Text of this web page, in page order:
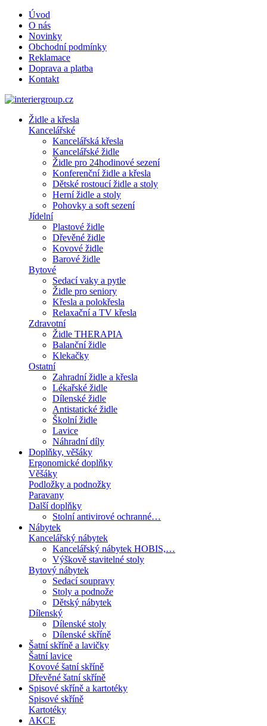
Úvod
O nás
Novinky
Obchodní podmínky
Reklamace
Doprava a platba
Kontakt
Židle a křesla
Kancelářské
Kancelářská křesla
Kancelářské židle
Židle pro 24hodinové sezení
Konferenční židle a křesla
Dětské rostoucí židle a stoly
Herní židle a stoly
Pohovky a soft sezení
Jídelní
Plastové židle
Dřevěné židle
Kovové židle
Barové židle
Bytové
Sedací vaky a pytle
Židle pro seniory
Křesla a polokřesla
Relaxační a TV křesla
Zdravotní
Židle THERAPIA
Balanční židle
Klekačky
Ostatní
Zahradní židle a křesla
Lékařské židle
Dílenské židle
Antistatické židle
Školní židle
Lavice
Náhradní díly
Doplňky, věšáky
Ergonomické doplňky
Věšáky
Podložky a podnožky
Paravany
Další doplňky
Stolní antivirové ochranné…
Nábytek
Kancelářský nábytek
Kancelářský nábytek HOBIS,…
Výškově stavitelné stoly
Bytový nábytek
Sedací soupravy
Stoly a podnože
Dětský nábytek
Dílenský
Dílenské stoly
Dílenské skříně
Šatní skříně a lavičky
Šatní lavice
Kovové šatní skříně
Dřevěné šatní skříně
Spisové skříně a kartotéky
Spisové skříně
Kartotéky
AKCE